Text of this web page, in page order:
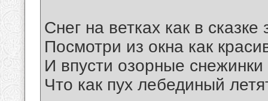
Снег на ветках как в
Посмотри из окна как
И впусти озорные
Что как пух лебединый